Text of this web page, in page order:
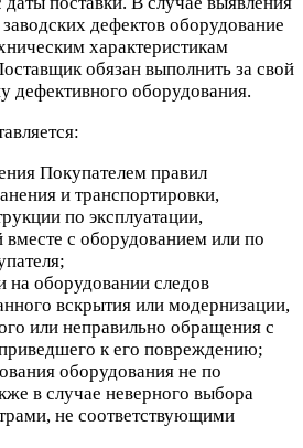
дефектов оборудование
характеристикам
обязан выполнить за свой
дефективного оборудования.
Покупателем правил
и транспортировки,
по эксплуатации,
вместе с оборудованием или по
на оборудовании следов
вскрытия или модернизации,
или неправильно обращения с
к его повреждению;
оборудования не по
в случае неверного выбора
не соответствующими